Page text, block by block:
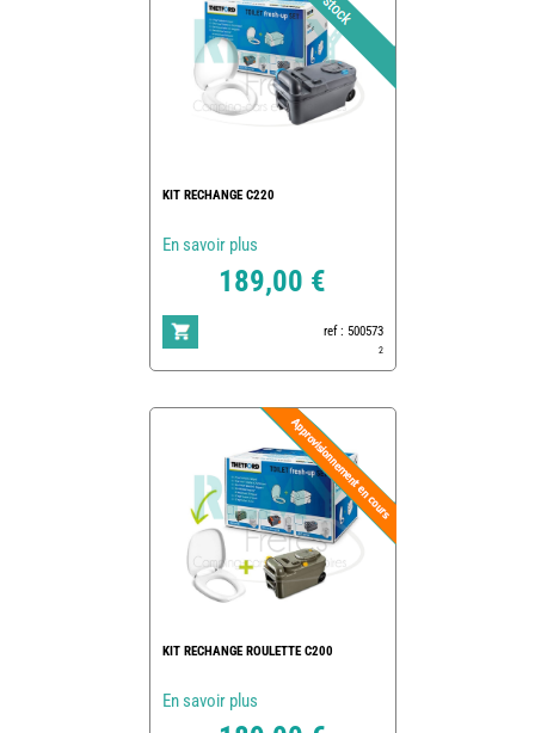
KIT RECHANGE C220
En savoir plus
189,00 €
ref : 500573
2
KIT RECHANGE ROULETTE C200
En savoir plus